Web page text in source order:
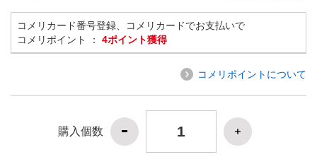
コメリカード番号登録、コメリカードでお支払いで
コメリポイント ： 4ポイント獲得
コメリポイントについて
購入個数